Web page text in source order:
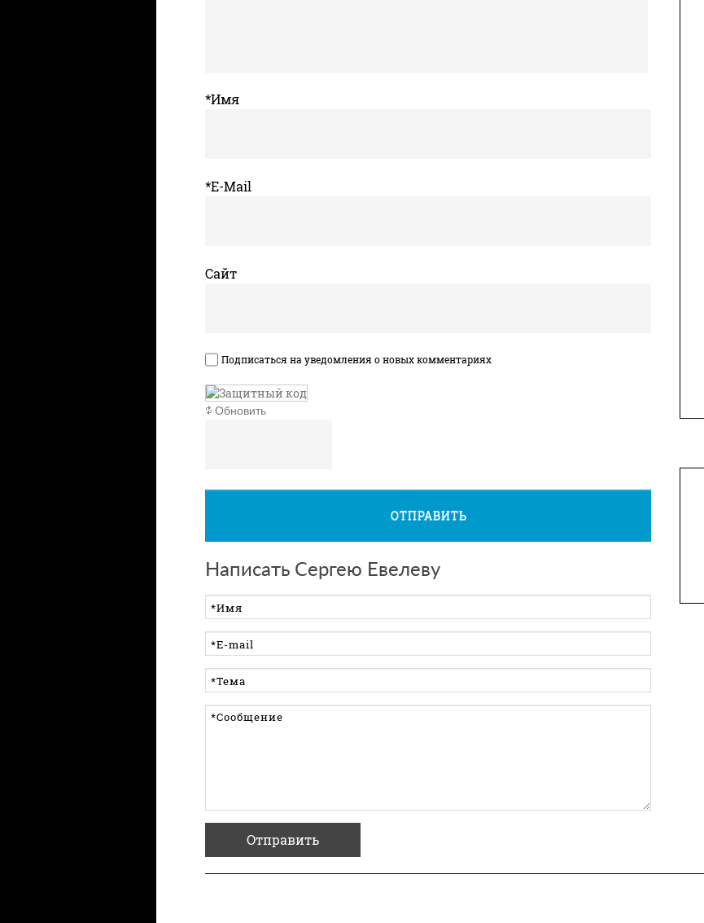
*Имя
*E-Mail
Сайт
Подписаться на уведомления о новых комментариях
Обновить
ОТПРАВИТЬ
Написать Сергею Евелеву
Отправить